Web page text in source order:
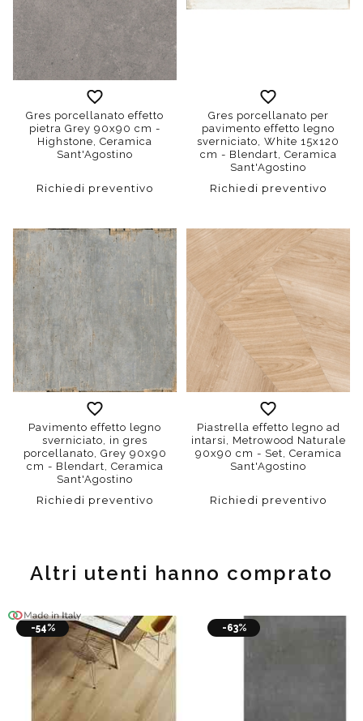
Gres porcellanato effetto
pietra Grey 90x90 cm -
Highstone, Ceramica
Sant'Agostino
Richiedi preventivo
Gres porcellanato per
pavimento effetto legno
sverniciato, White 15x120
cm - Blendart, Ceramica
Sant'Agostino
Richiedi preventivo
Pavimento effetto legno
sverniciato, in gres
porcellanato, Grey 90x90
cm - Blendart, Ceramica
Sant'Agostino
Richiedi preventivo
Piastrella effetto legno ad
intarsi, Metrowood Naturale
90x90 cm - Set, Ceramica
Sant'Agostino
Richiedi preventivo
Altri utenti hanno comprato
-54% -63%